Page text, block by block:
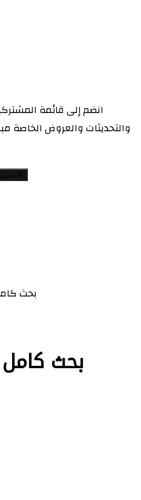
انضم إلى قائمة
والتحديثات والعروض الخاصة
بحث
بحث